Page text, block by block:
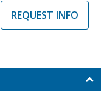
REQUEST INFO